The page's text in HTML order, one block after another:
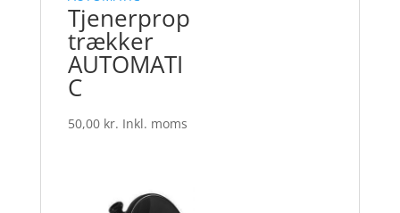
Tjenerprop
trækker
AUTOMATI
C
50,00 kr. Inkl. moms